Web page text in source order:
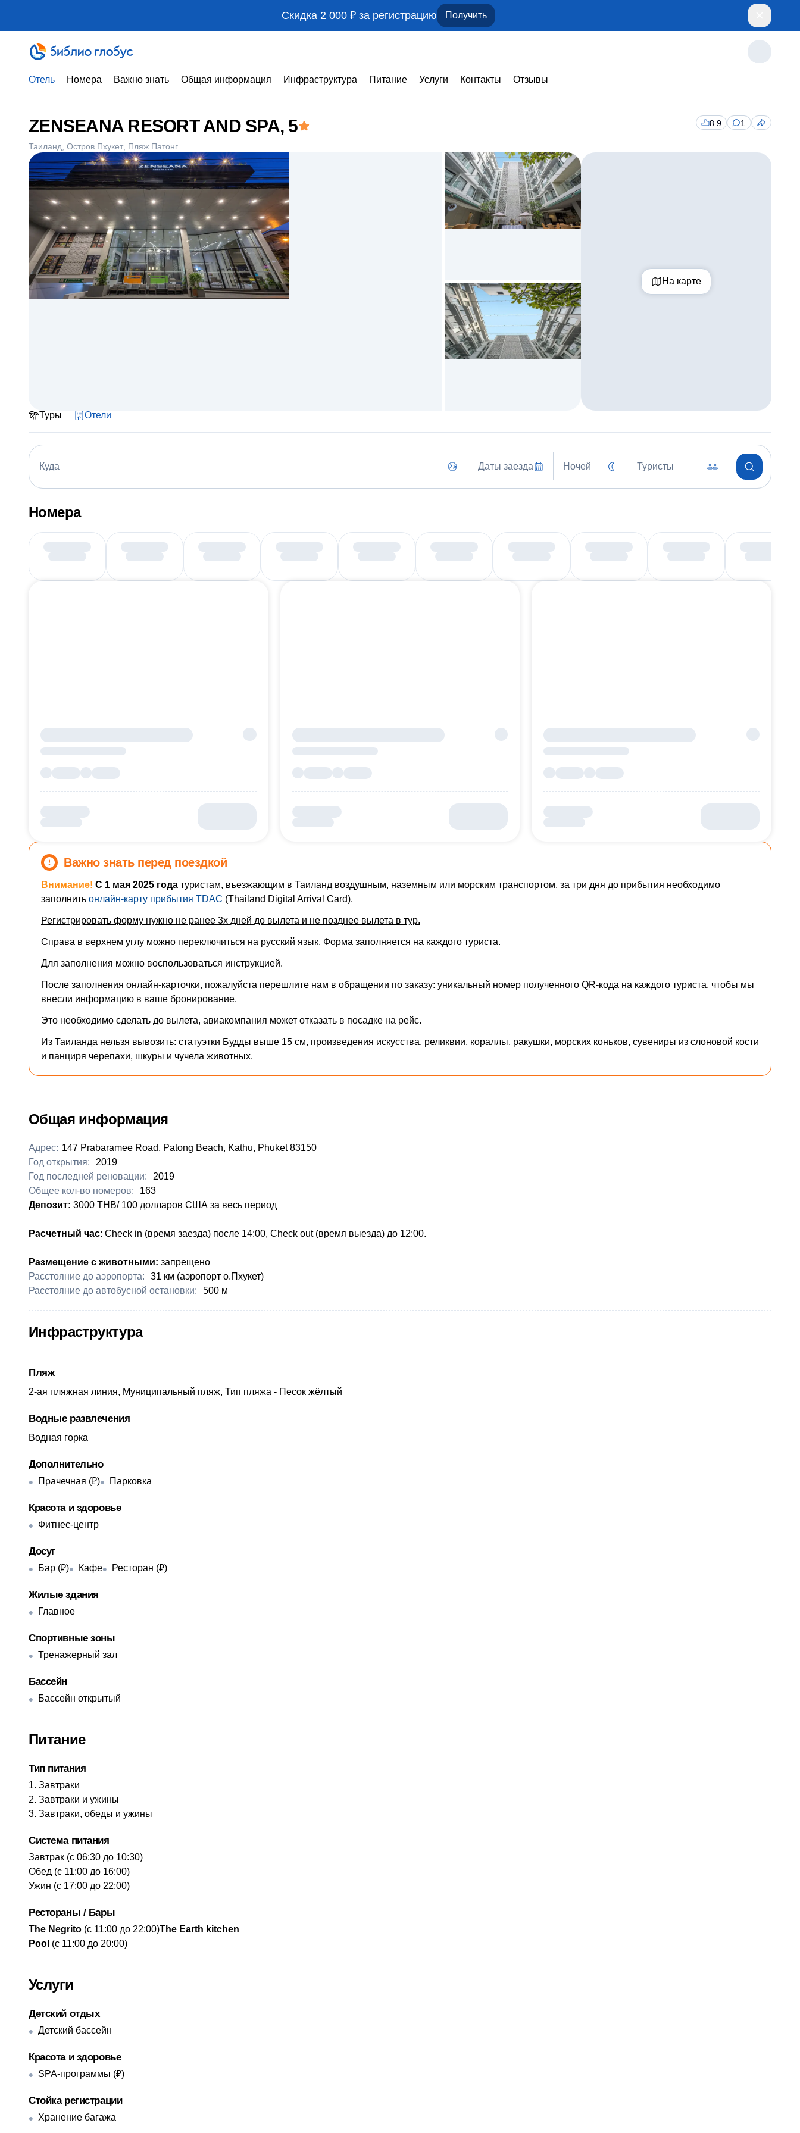
Скидка 2 000 ₽ за регистрацию Получить
Отель Номера Важно знать Общая информация Инфраструктура Питание Услуги Контакты Отзывы
ZENSEANA RESORT AND SPA, 5
Таиланд Остров Пхукет Пляж Патонг
8.9 1
На карте
Туры Отели
Куда Даты заезда Ночей Туристы
Номера
Важно знать перед поездкой
Внимание! С 1 мая 2025 года туристам, въезжающим в Таиланд воздушным, наземным или морским транспортом, за три дня до прибытия необходимо
заполнить онлайн-карту прибытия TDAC (Thailand Digital Arrival Card).
Регистрировать форму нужно не ранее 3х дней до вылета и не позднее вылета в тур.
Справа в верхнем углу можно переключиться на русский язык. Форма заполняется на каждого туриста.
Для заполнения можно воспользоваться инструкцией.
После заполнения онлайн-карточки, пожалуйста перешлите нам в обращении по заказу: уникальный номер полученного QR-кода на каждого туриста, чтобы мы
внесли информацию в ваше бронирование.
Это необходимо сделать до вылета, авиакомпания может отказать в посадке на рейс.
Из Таиланда нельзя вывозить: статуэтки Будды выше 15 см, произведения искусства, реликвии, кораллы, ракушки, морских коньков, сувениры из слоновой кости
и панциря черепахи, шкуры и чучела животных.
Общая информация
Адрес: 147 Prabaramee Road, Patong Beach, Kathu, Phuket 83150
Год открытия:
2019
Год последней реновации:
2019
Общее кол-во номеров:
163
Депозит: 3000 THB/ 100 долларов США за весь период
Расчетный час: Check in (время заезда) после 14:00, Check out (время выезда) до 12:00.
Размещение с животными: запрещено
Расстояние до аэропорта:
31 км (аэропорт о.Пхукет)
Расстояние до автобусной остановки:
​500 м
Инфраструктура
Пляж
2-ая пляжная линия, Муниципальный пляж, Тип пляжа - Песок жёлтый
Водные развлечения
Водная горка
Дополнительно
Прачечная (₽) Парковка
Красота и здоровье
Фитнес-центр
Досуг
Бар (₽) Кафе Ресторан (₽)
Жилые здания
Главное
Спортивные зоны
Тренажерный зал
Бассейн
Бассейн открытый
Питание
Тип питания
Завтраки
Завтраки и ужины
Завтраки, обеды и ужины
Система питания
​​Завтрак (с 06:30 до 10:30)
Обед (с 11:00 до 16:00)
Ужин (с 17:00 до 22:00)
Рестораны / Бары
The Negrito (с 11:00 до 22:00)​The Earth kitchen
Pool (с 11:00 до 20:00)
Услуги
Детский отдых
Детский бассейн
Красота и здоровье
SPA-программы (₽)
Стойка регистрации
Хранение багажа